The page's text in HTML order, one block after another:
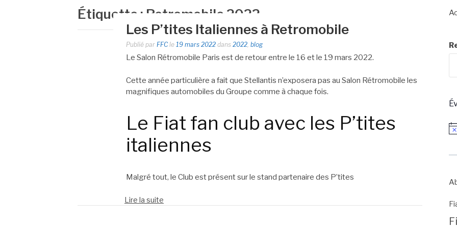
Étiquette : Retromobile 2022
Les P’tites Italiennes à Retromobile
Publié par FFCle 19 mars 2022 dans 2022, blog
Le Salon Rétromobile Paris est de retour entre le 16 et le 19 mars 2022.
Cette année particulière a fait que Stellantis n’exposera pas au Salon Rétromobile les
magnifiques automobiles du Groupe comme à chaque fois.
Le Fiat fan club avec les P’tites
italiennes
Malgré tout, le Club est présent sur le stand partenaire des P’tites
Lire la suite